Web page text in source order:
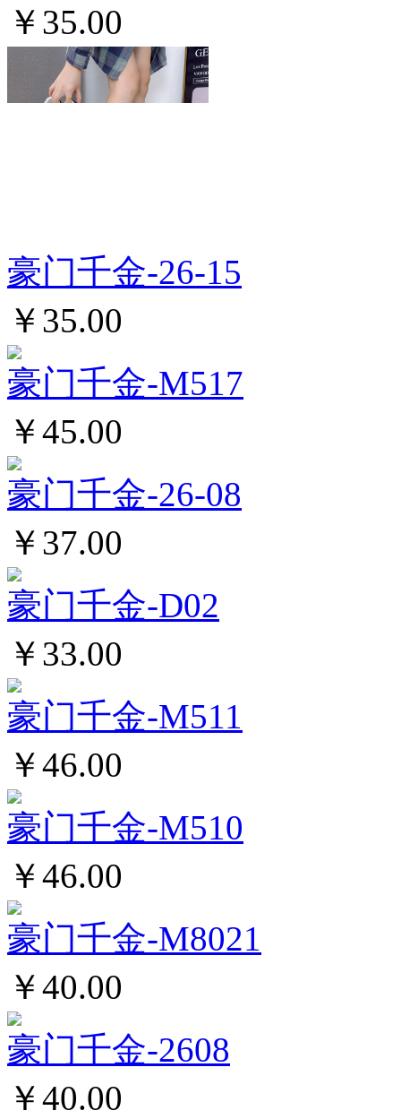
￥35.00
豪门千金-26-15
￥35.00
豪门千金-M517
￥45.00
豪门千金-26-08
￥37.00
豪门千金-D02
￥33.00
豪门千金-M511
￥46.00
豪门千金-M510
￥46.00
豪门千金-M8021
￥40.00
豪门千金-2608
￥40.00